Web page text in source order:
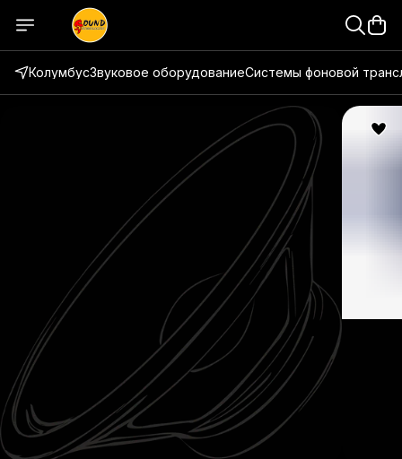
КолумбусЗвуковое оборудованиеСистемы фоновой